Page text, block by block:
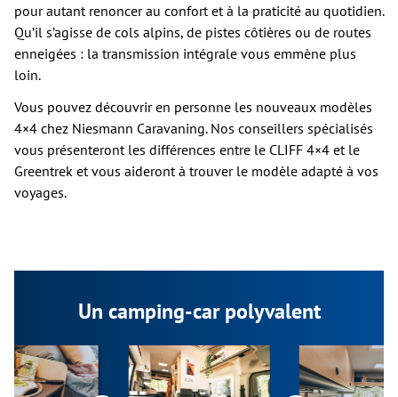
pour autant renoncer au confort et à la praticité au quotidien.
Qu’il s’agisse de cols alpins, de pistes côtières ou de routes
enneigées : la transmission intégrale vous emmène plus
loin.
Vous pouvez découvrir en personne les nouveaux modèles
4×4 chez Niesmann Caravaning. Nos conseillers spécialisés
vous présenteront les différences entre le CLIFF 4×4 et le
Greentrek et vous aideront à trouver le modèle adapté à vos
voyages.
Un camping-car polyvalent